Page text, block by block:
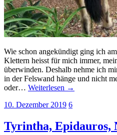
Wie schon angekündigt ging ich
Klettern heisst für mich immer,
überwinden. Deshalb nehme ich
in der Felswand hänge und nicht
oder… Weiterlesen →
10. Dezember 2019 6
Tyrintha, Epidauros,